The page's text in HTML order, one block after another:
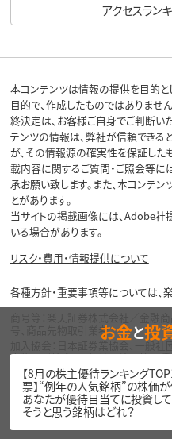
アクセスラン
本コンテンツは情報の提供を目的と
目的で、作成したものではありませ
終決定は、お客様ご自身でご判断い
テンツの情報は、弊社が信頼できる
が、その情報源の確実性を保証した
載内容に関するご質問・ご照会等
承お願い致します。また、本コンテ
とがあります。
当サイトの掲載画像には、Adobe社
いる場合があります。
リスク・費用・情報提供について
各種方針・重要事項等については、
商号等：楽天証券株式会社／金融
号、商品先物取引業者
加入協会：日本証券業協会、一般
先物取引協会、一般社団法人第二
産運用業協会
Copyright©
1999-2026 Rakuten Securities,
お金と投
【8月の株主優待ランキング
票】“例年の人気銘柄”の株価
あなたが優待目当てに投資し
そうと思う銘柄はどれ？